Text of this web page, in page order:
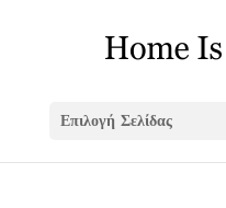
Επιλογή Σελίδας